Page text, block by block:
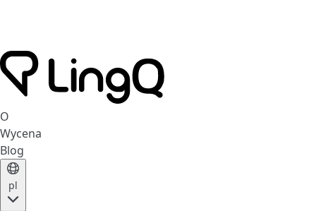
O
Wycena
Blog
pl